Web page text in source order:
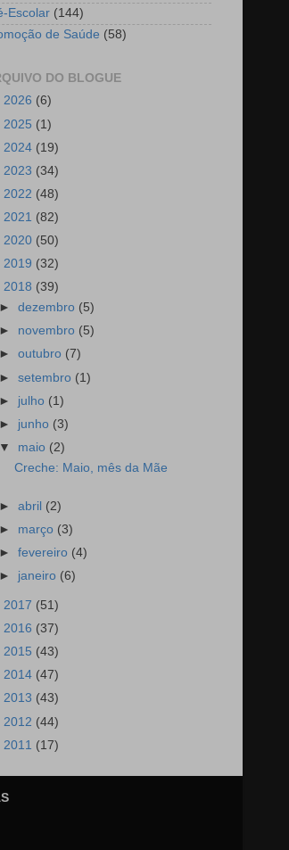
Escolar (144)
de Saúde (58)
DO BLOGUE
2026 (6)
2025 (1)
2024 (19)
2023 (34)
2022 (48)
2021 (82)
2020 (50)
2019 (32)
2018 (39)
►dezembro (5)
► novembro (5)
►outubro (7)
►setembro (1)
► julho (1)
► junho (3)
▼ maio (2)
Creche: Maio, mês da Mãe
►abril (2)
► março (3)
►fevereiro (4)
► janeiro (6)
2017 (51)
2016 (37)
2015 (43)
2014 (47)
2013 (43)
2012 (44)
2011 (17)